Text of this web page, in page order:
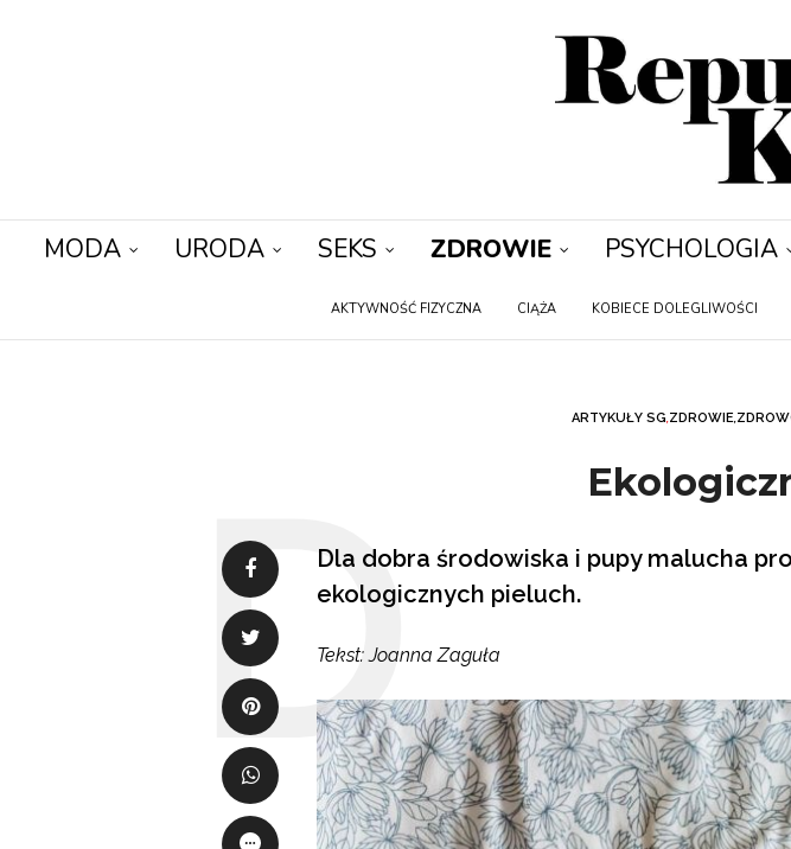
MODA URODA SEKS ZDROWIE PSYCHOLOGIA
AKTYWNOŚĆ FIZYCZNA CIĄŻA KOBIECE DOLEGLIWOŚCI
ARTYKUŁY SG,ZDROWIE,
Dla dobra środowiska i pupy malucha
ekologicznych pieluch.
Tekst: Joanna Zaguła